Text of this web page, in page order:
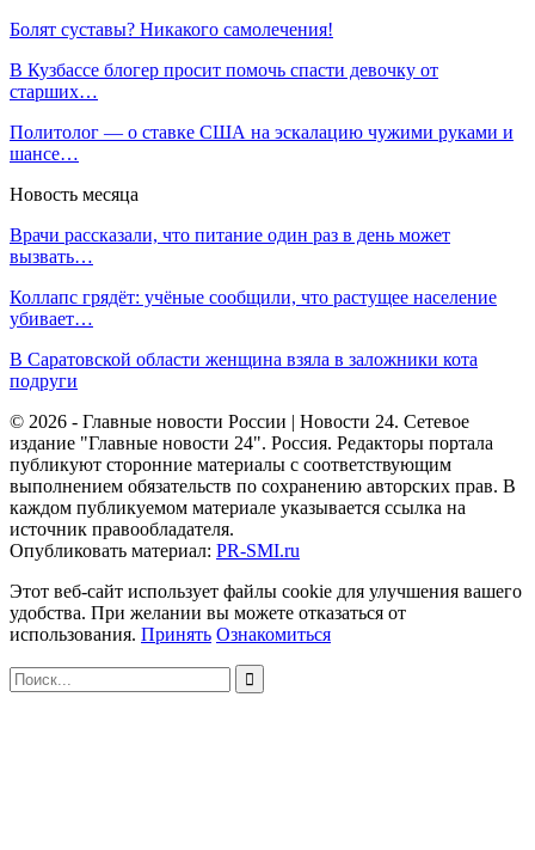
Болят суставы? Никакого самолечения!
В Кузбассе блогер просит помочь спасти девочку от
старших…
Политолог — о ставке США на эскалацию чужими руками и
шансе…
Новость месяца
Врачи рассказали, что питание один раз в день может
вызвать…
Коллапс грядёт: учёные сообщили, что растущее население
убивает…
В Саратовской области женщина взяла в заложники кота
подруги
© 2026 - Главные новости России | Новости 24. Сетевое
издание "Главные новости 24". Россия. Редакторы портала
публикуют сторонние материалы с соответствующим
выполнением обязательств по сохранению авторских прав. В
каждом публикуемом материале указывается ссылка на
источник правообладателя.
Опубликовать материал: PR-SMI.ru
Этот веб-сайт использует файлы cookie для улучшения вашего
удобства. При желании вы можете отказаться от
использования. Принять Ознакомиться